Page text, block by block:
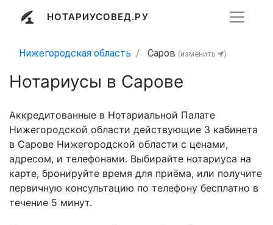
НОТАРИУСОВЕД.РУ
Нижегородская область Саров (изменить )
Нотариусы в Сарове
Аккредитованные в Нотариальной Палате
Нижегородской области действующие 3 кабинета
в Сарове Нижегородской области с ценами,
адресом, и телефонами. Выбирайте нотариуса на
карте, бронируйте время для приёма, или получите
первичную консультацию по телефону бесплатно в
течение 5 минут.